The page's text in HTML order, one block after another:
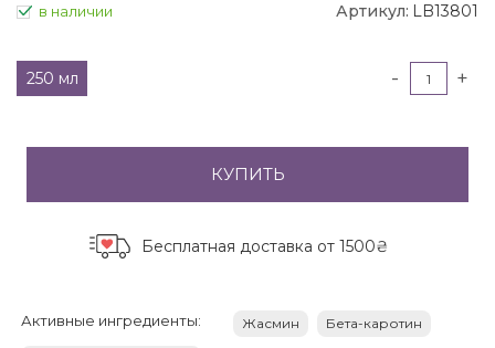
в наличии Артикул: LB13801
250 мл - +
КУПИТЬ
Бесплатная доставка от 1500₴
Активные ингредиенты: Жасмин Бета-каротин